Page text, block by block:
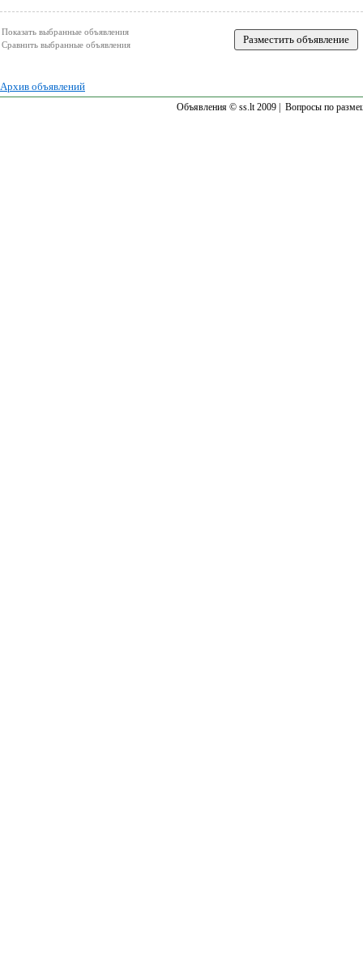
Показать выбранные объявления
Сравнить выбранные объявления
Архив объявлений
Объявления © ss.lt 2009 | Вопросы по